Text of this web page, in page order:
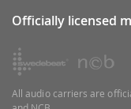
Officially licensed
All audio carriers are